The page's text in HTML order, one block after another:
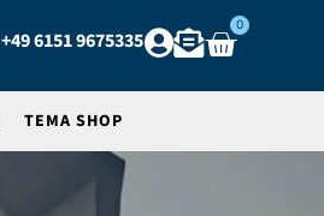
+49 6151 9675335
0
TEMA SHOP